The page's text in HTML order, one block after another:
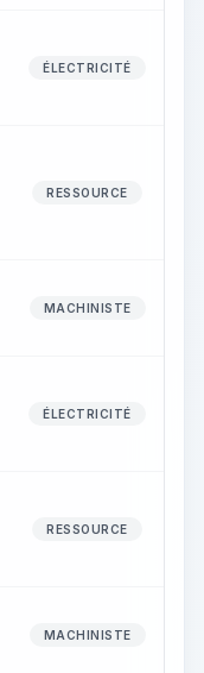
ÉLECTRICITÉ
RESSOURCE
MACHINISTE
ÉLECTRICITÉ
RESSOURCE
MACHINISTE